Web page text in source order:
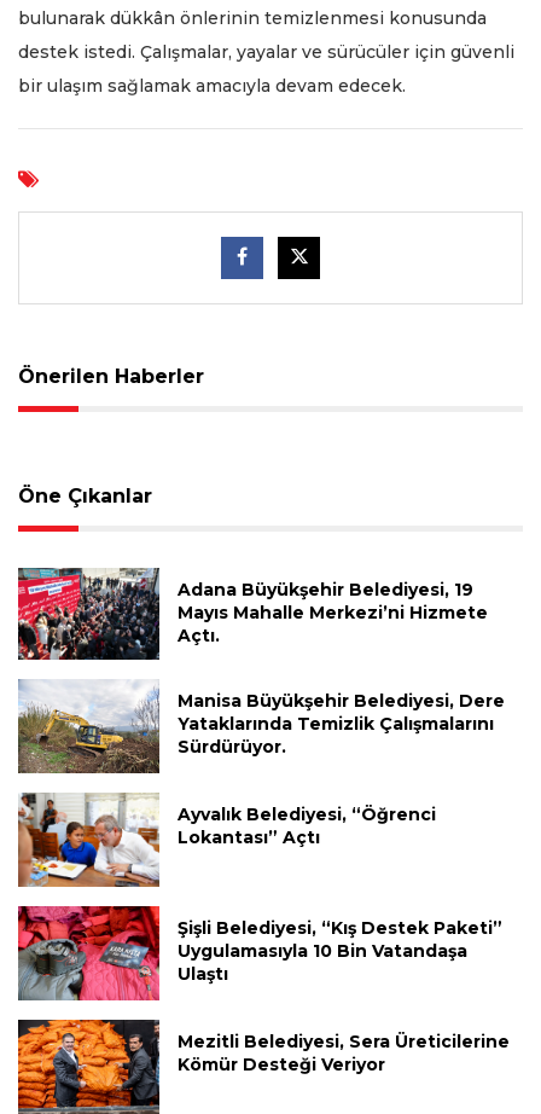
bulunarak dükkân önlerinin temizlenmesi konusunda
destek istedi. Çalışmalar, yayalar ve sürücüler için güvenli
bir ulaşım sağlamak amacıyla devam edecek.
Önerilen Haberler
Öne Çıkanlar
Adana Büyükşehir Belediyesi, 19
Mayıs Mahalle Merkezi’ni Hizmete
Açtı.
Manisa Büyükşehir Belediyesi, Dere
Yataklarında Temizlik Çalışmalarını
Sürdürüyor.
Ayvalık Belediyesi, “Öğrenci
Lokantası” Açtı
Şişli Belediyesi, “Kış Destek Paketi”
Uygulamasıyla 10 Bin Vatandaşa
Ulaştı
Mezitli Belediyesi, Sera Üreticilerine
Kömür Desteği Veriyor